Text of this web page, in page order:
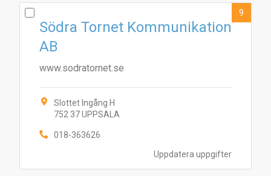
Uppdatera uppgifter
Södra Tornet Kommunikation
AB
www.sodratornet.se
Slottet Ingång H
752 37 UPPSALA
018-363626
9